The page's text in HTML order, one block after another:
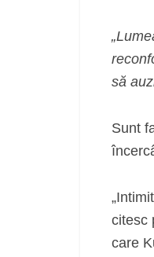
să
Sunt
citesc
care